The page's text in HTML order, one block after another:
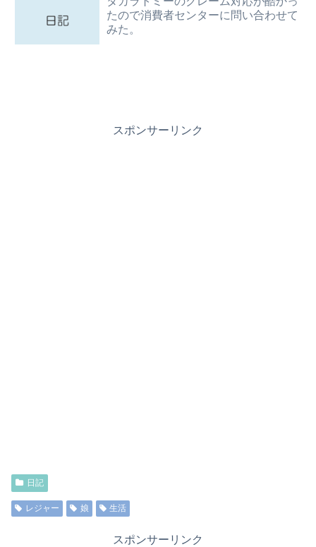
たので消費者センターに問い合わせて
みた。
スポンサーリンク
日記
レジャー 娘 生活
スポンサーリンク